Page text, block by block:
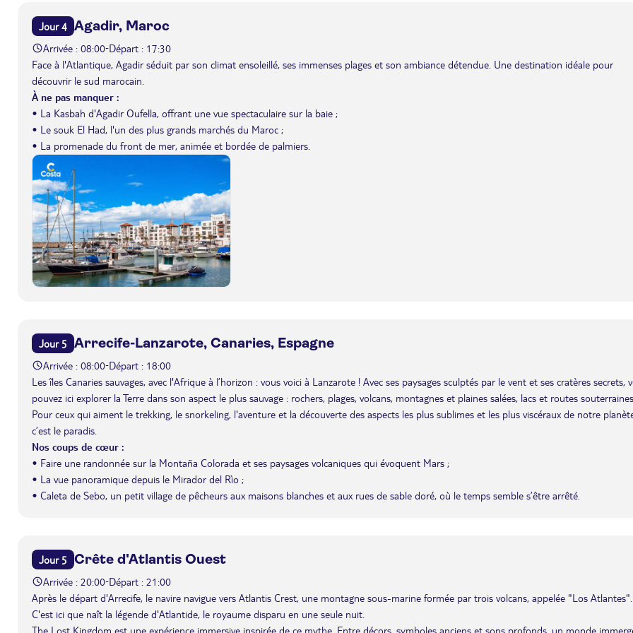
Jour 4 Agadir, Maroc
Arrivée : 08:00-Départ : 17:30
Face à l'Atlantique, Agadir séduit par son climat ensoleillé, ses immenses plages et son ambiance détendue. Une destination idéale pour
découvrir le sud marocain.
À ne pas manquer :
• La Kasbah d'Agadir Oufella, offrant une vue spectaculaire sur la baie ;
• Le souk El Had, l'un des plus grands marchés du Maroc ;
• La promenade du front de mer, animée et bordée de palmiers.
Jour 5 Arrecife-Lanzarote, Canaries, Espagne
Arrivée : 08:00-Départ : 18:00
Les îles Canaries sauvages, avec l'Afrique à l’horizon : vous voici à Lanzarote ! Avec ses paysages sculptés par le vent et ses cratères secrets,
pouvez ici explorer la Terre dans son aspect le plus sauvage : rochers, plages, volcans, montagnes et plaines salées, lacs et routes souterraines…
Pour ceux qui aiment le trekking, le snorkeling, l'aventure et la découverte des aspects les plus sublimes et les plus viscéraux de notre
c’est le paradis.
Nos coups de cœur :
• Faire une randonnée sur la Montaña Colorada et ses paysages volcaniques qui évoquent Mars ;
• La vue panoramique depuis le Mirador del Rìo ;
• Caleta de Sebo, un petit village de pêcheurs aux maisons blanches et aux rues de sable doré, où le temps semble s’être arrêté.
Jour 5 Crête d'Atlantis Ouest
Arrivée : 20:00-Départ : 21:00
Après le départ d'Arrecife, le navire navigue vers Atlantis Crest, une montagne sous-marine formée par trois volcans, appelée "Los Atlantes".
C'est ici que naît la légende d'Atlantide, le royaume disparu en une seule nuit.
The Lost Kingdom est une expérience immersive inspirée de ce mythe. Entre décors, symboles anciens et sons profonds, un monde